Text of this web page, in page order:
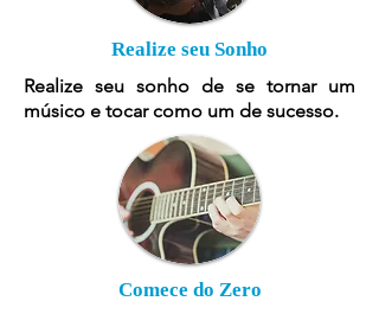
Realize seu Sonho
Realize seu sonho de se tornar um
músico e tocar como um de sucesso.
Comece do Zero